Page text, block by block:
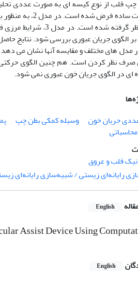
صورت ساده
الگوی جریان عبوری بررسی شود. نتایج
مدل های مختلف و مقایسه آنها نشان می
صرف نظر کردن است. هم چنین الگوی حرکتی
ای در الگوی جریان خون عبوری نمی شود.
جریان خون
وسیله کمکی بطن چپ
قلب و عروق
رایانه‌ای زیستی / شبیه‌سازی رایانه‌ای
English
Assist Device Using
English